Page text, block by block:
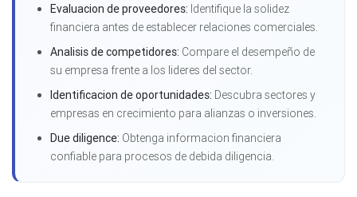
Evaluacion de proveedores: Identifique la solidez
financiera antes de establecer relaciones comerciales.
Analisis de competidores: Compare el desempeño de
su empresa frente a los lideres del sector.
Identificacion de oportunidades: Descubra sectores y
empresas en crecimiento para alianzas o inversiones.
Due diligence: Obtenga informacion financiera
confiable para procesos de debida diligencia.